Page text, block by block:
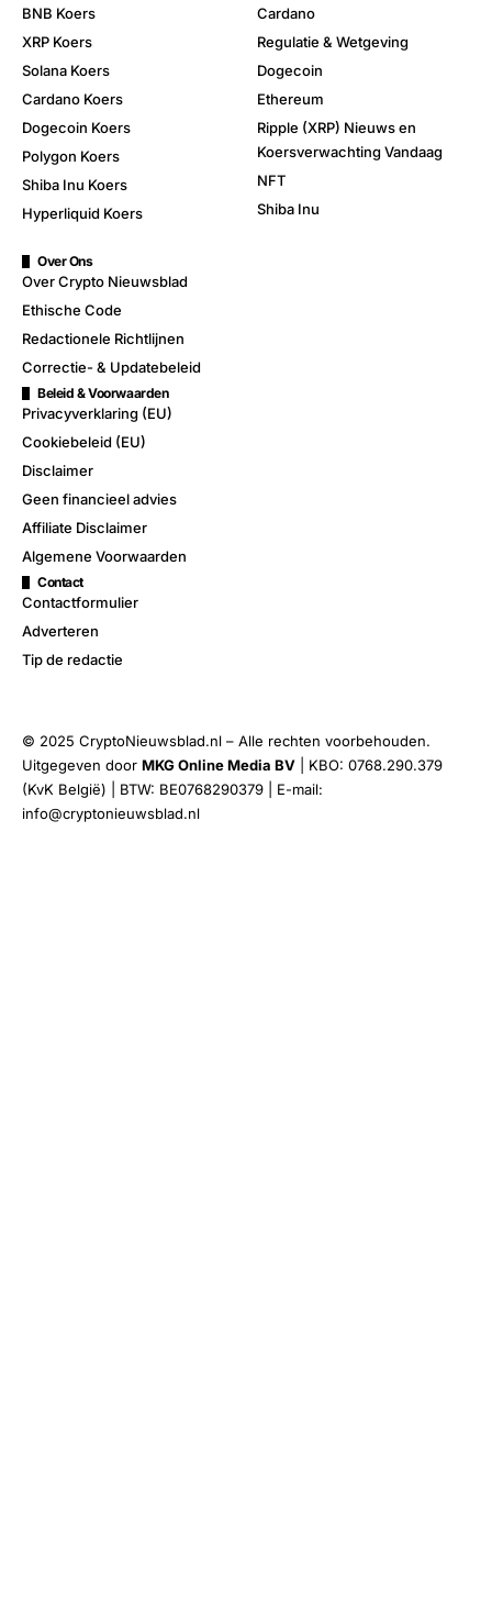
BNB Koers
XRP Koers
Solana Koers
Cardano Koers
Dogecoin Koers
Polygon Koers
Shiba Inu Koers
Hyperliquid Koers
Cardano
Regulatie & Wetgeving
Dogecoin
Ethereum
Ripple (XRP) Nieuws en
Koersverwachting Vandaag
NFT
Shiba Inu
Over Ons
Over Crypto Nieuwsblad
Ethische Code
Redactionele Richtlijnen
Correctie- & Updatebeleid
Beleid & Voorwaarden
Privacyverklaring (EU)
Cookiebeleid (EU)
Disclaimer
Geen financieel advies
Affiliate Disclaimer
Algemene Voorwaarden
Contact
Contactformulier
Adverteren
Tip de redactie
© 2025 CryptoNieuwsblad.nl – Alle rechten voorbehouden.
Uitgegeven door MKG Online Media BV | KBO: 0768.290.379
(KvK België) | BTW: BE0768290379 | E-mail:
info@cryptonieuwsblad.nl